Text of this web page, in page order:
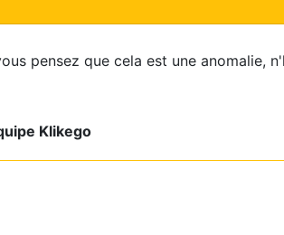
pensez que cela est une anomalie,
Klikego